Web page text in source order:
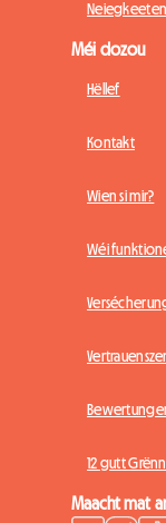
Neiegkeeten
Méi dozou
Hëllef
Kontakt
Wien si mir?
Wéi
12 gutt
Maacht mat